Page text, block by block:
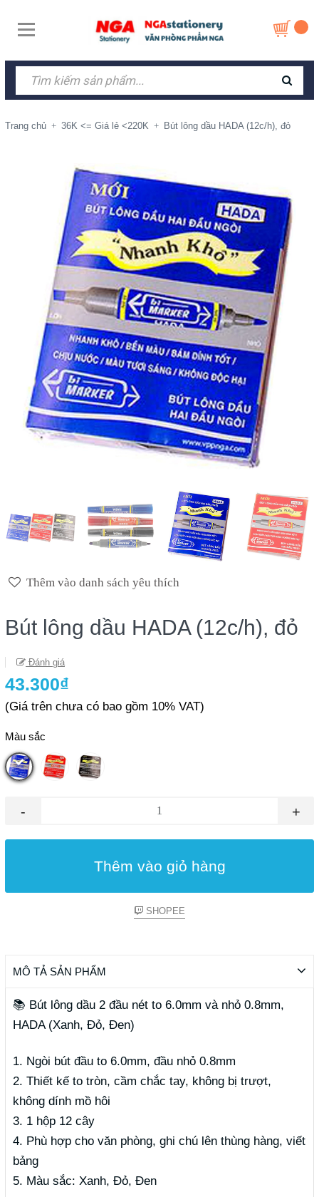
Trang chủ + 36K <= Giá lẻ <220K + Bút lông dầu HADA (12c/h), đỏ
Thêm vào danh sách yêu thích
Bút lông dầu HADA (12c/h), đỏ
Đánh giá
43.300₫
(Giá trên chưa có bao gồm 10% VAT)
Màu sắc
- +
Thêm vào giỏ hàng
SHOPEE
MÔ TẢ SẢN PHẨM
📚 Bút lông dầu 2 đầu nét to 6.0mm và nhỏ 0.8mm,
HADA (Xanh, Đỏ, Đen)
1. Ngòi bút đầu to 6.0mm, đầu nhỏ 0.8mm
2. Thiết kế to tròn, cầm chắc tay, không bị trượt,
không dính mồ hôi
3. 1 hộp 12 cây
4. Phù hợp cho văn phòng, ghi chú lên thùng hàng, viết
bảng
5. Màu sắc: Xanh, Đỏ, Đen